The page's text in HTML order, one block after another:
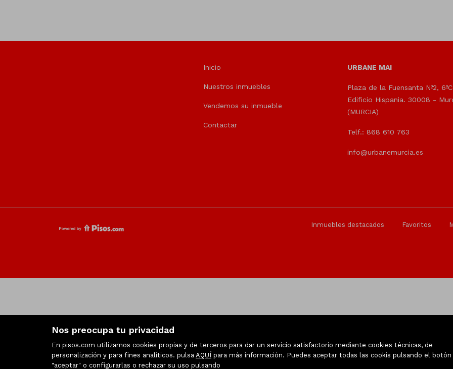
Nos preocupa tu privacidad
En pisos.com utilizamos cookies propias y de terceros para dar un servicio satisfactorio mediante cookies técnicas, de
personalización y para fines analíticos. pulsa AQUÍ para más información. Puedes aceptar todas las cookis pulsando el botón
"aceptar" o configurarlas o rechazar su uso pulsando
Inicio
Nuestros inmuebles
Vendemos su inmueble
Contactar
URBANE MAI
Plaza de la Fuensanta Nº2,
Edificio Hispania. 30008 -
(MURCIA)
Telf.: 868 610 763
info@urbanemurcia.es
Inmuebles destacados Favoritos